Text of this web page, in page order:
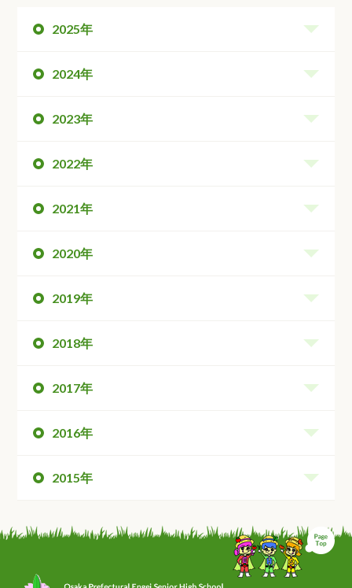
2025年
2024年
2023年
2022年
2021年
2020年
2019年
2018年
2017年
2016年
2015年
ペ